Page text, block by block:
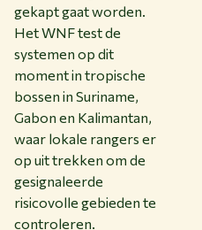
gekapt gaat worden.
Het WNF test de
systemen op dit
moment in tropische
bossen in Suriname,
Gabon en Kalimantan,
waar lokale rangers er
op uit trekken om de
gesignaleerde
risicovolle gebieden te
controleren.